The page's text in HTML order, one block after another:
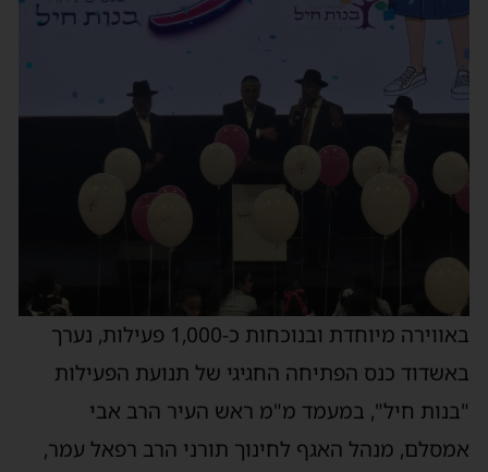
באווירה מיוחדת ובנוכחות כ-1,000 פעילות, נערך
באשדוד כנס הפתיחה החגיגי של תנועת הפעילות
"בנות חיל", במעמד מ"מ ראש העיר הרב אבי
אמסלם, מנהל האגף לחינוך תורני הרב רפאל עמר,